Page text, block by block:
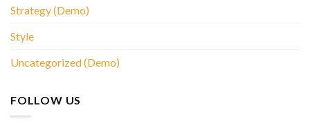
Strategy (Demo)
Style
Uncategorized (Demo)
FOLLOW US